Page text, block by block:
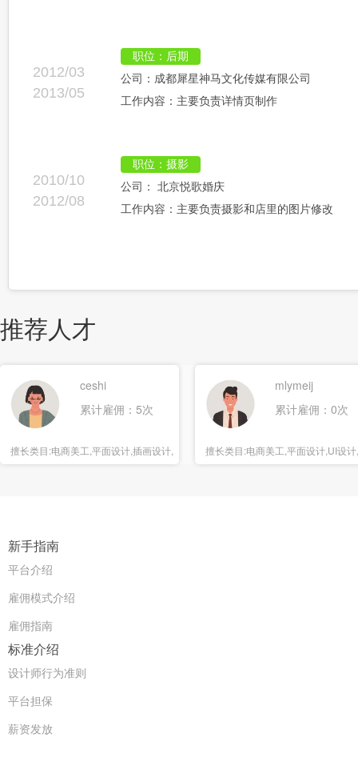
2012/03
2013/05
职位：后期
公司：成都犀星神马文化传媒有限公司
工作内容：主要负责详情页制作
2010/10
2012/08
职位：摄影
公司： 北京悦歌婚庆
工作内容：主要负责摄影和店里的图片修改
推荐人才
ceshi
累计雇佣：5次
擅长类目:电商美工,平面设计,插画设计,
海报设计
mlymeij
累计雇佣：0次
擅长类目:电商美工,平面设计,UI设
报设计
新手指南
平台介绍
雇佣模式介绍
雇佣指南
标准介绍
设计师行为准则
平台担保
薪资发放